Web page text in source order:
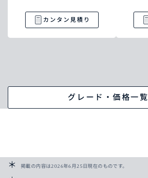
カンタン見積り
グレード・価格一覧
掲載の内容は2026年6月25日現在のものです。